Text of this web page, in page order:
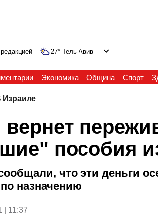
27° Тель-Авив
Экономика Община Спорт
Израиле
пособия
что эти деньги
назначению
| 11:37